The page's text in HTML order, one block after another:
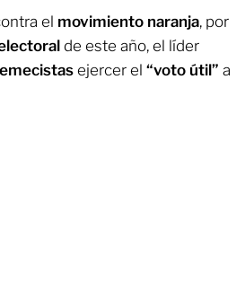
el movimiento naranja, por
de este año, el líder
ejercer el “voto útil” a